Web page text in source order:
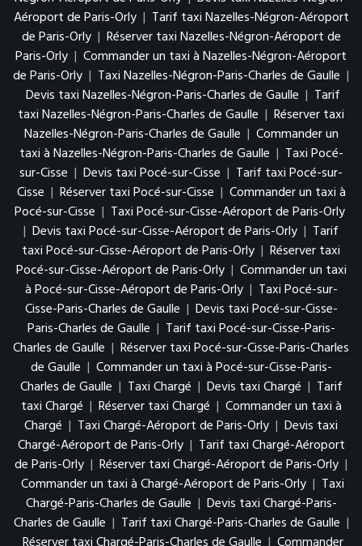
Aéroport de Paris-Orly | Tarif taxi Nazelles-Négron-Aéroport
de Paris-Orly | Réserver taxi Nazelles-Négron-Aéroport de
Paris-Orly | Commander un taxi à Nazelles-Négron-Aéroport
de Paris-Orly | Taxi Nazelles-Négron-Paris-Charles de Gaulle |
Devis taxi Nazelles-Négron-Paris-Charles de Gaulle | Tarif
taxi Nazelles-Négron-Paris-Charles de Gaulle | Réserver taxi
Nazelles-Négron-Paris-Charles de Gaulle | Commander un
taxi à Nazelles-Négron-Paris-Charles de Gaulle | Taxi Pocé-
sur-Cisse | Devis taxi Pocé-sur-Cisse | Tarif taxi Pocé-sur-
Cisse | Réserver taxi Pocé-sur-Cisse | Commander un taxi à
Pocé-sur-Cisse | Taxi Pocé-sur-Cisse-Aéroport de Paris-Orly
| Devis taxi Pocé-sur-Cisse-Aéroport de Paris-Orly | Tarif
taxi Pocé-sur-Cisse-Aéroport de Paris-Orly | Réserver taxi
Pocé-sur-Cisse-Aéroport de Paris-Orly | Commander un taxi
à Pocé-sur-Cisse-Aéroport de Paris-Orly | Taxi Pocé-sur-
Cisse-Paris-Charles de Gaulle | Devis taxi Pocé-sur-Cisse-
Paris-Charles de Gaulle | Tarif taxi Pocé-sur-Cisse-Paris-
Charles de Gaulle | Réserver taxi Pocé-sur-Cisse-Paris-Charles
de Gaulle | Commander un taxi à Pocé-sur-Cisse-Paris-
Charles de Gaulle | Taxi Chargé | Devis taxi Chargé | Tarif
taxi Chargé | Réserver taxi Chargé | Commander un taxi à
Chargé | Taxi Chargé-Aéroport de Paris-Orly | Devis taxi
Chargé-Aéroport de Paris-Orly | Tarif taxi Chargé-Aéroport
de Paris-Orly | Réserver taxi Chargé-Aéroport de Paris-Orly |
Commander un taxi à Chargé-Aéroport de Paris-Orly | Taxi
Chargé-Paris-Charles de Gaulle | Devis taxi Chargé-Paris-
Charles de Gaulle | Tarif taxi Chargé-Paris-Charles de Gaulle |